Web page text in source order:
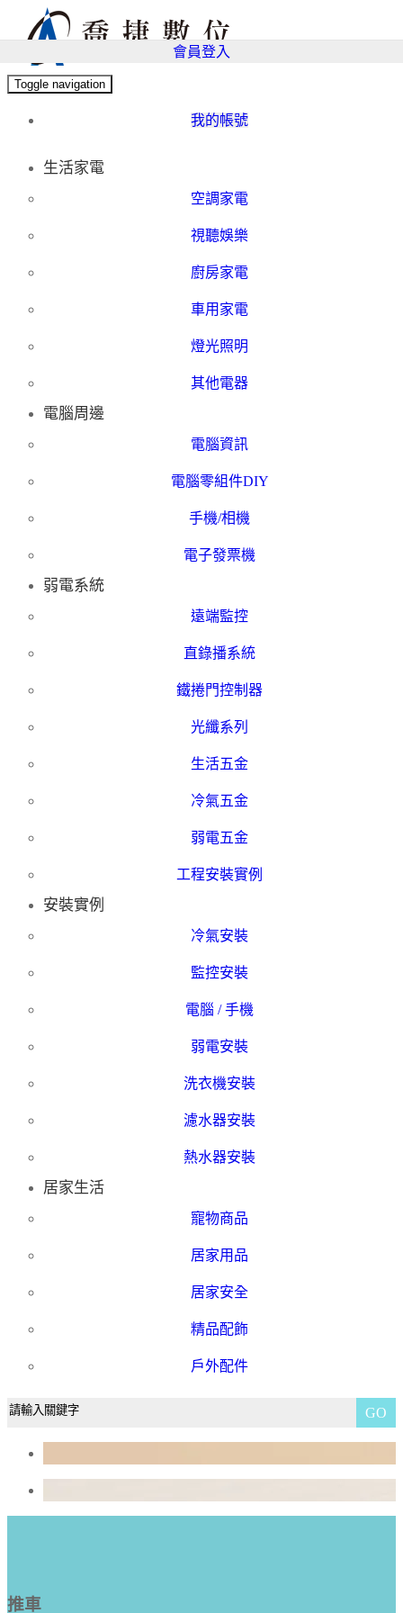
Toggle navigation
我的帳號
會員登入
生活家電
空調家電
視聽娛樂
廚房家電
車用家電
燈光照明
其他電器
電腦周邊
電腦資訊
電腦零組件DIY
手機/相機
電子發票機
弱電系統
遠端監控
直錄播系統
鐵捲門控制器
光纖系列
生活五金
冷氣五金
弱電五金
工程安裝實例
安裝實例
冷氣安裝
監控安裝
電腦 / 手機
弱電安裝
洗衣機安裝
濾水器安裝
熱水器安裝
居家生活
寵物商品
居家用品
居家安全
精品配飾
戶外配件
GO
推車